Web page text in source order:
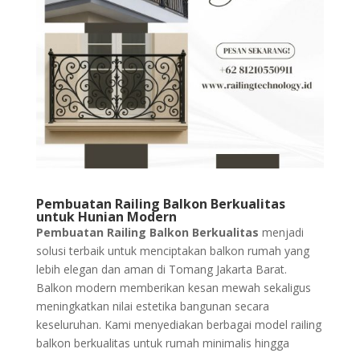
Pembuatan Railing Balkon Berkualitas
untuk Hunian Modern
Pembuatan Railing Balkon Berkualitas menjadi
solusi terbaik untuk menciptakan balkon rumah yang
lebih elegan dan aman di Tomang Jakarta Barat.
Balkon modern memberikan kesan mewah sekaligus
meningkatkan nilai estetika bangunan secara
keseluruhan. Kami menyediakan berbagai model railing
balkon berkualitas untuk rumah minimalis hingga